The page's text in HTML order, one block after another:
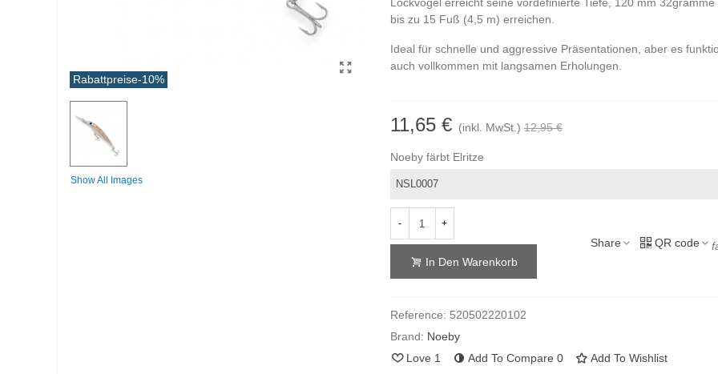
Rabattpreise-10%
Show All Images
bis zu 15 Fuß (4,5 m) erreichen.
Ideal für schnelle und aggressive Präsentationen, aber es
auch vollkommen mit langsamen Erholungen.
11,65 € (inkl. MwSt.) 12,95 €
Noeby färbt Elritze
- +
In Den Warenkorb
Share QR code
Reference: 520502220102
Brand: Noeby
Love 1 Add To Compare 0 Add To Wishlist